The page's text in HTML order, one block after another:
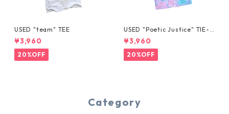
USED "team" TEE
¥3,960
20%OFF
USED "Poetic Justice" TIE-D
YE TEE
¥3,960
20%OFF
Category